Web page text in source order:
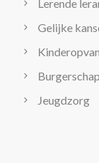
Lerende
Gelijke
Burgerschap
Jeugdzorg